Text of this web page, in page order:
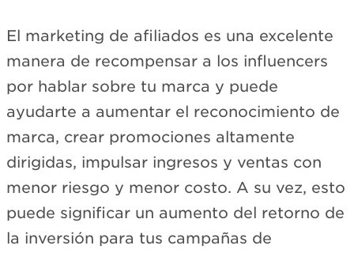
El marketing de afiliados es una excelente
manera de recompensar a los influencers
por hablar sobre tu marca y puede
ayudarte a aumentar el reconocimiento de
marca, crear promociones altamente
dirigidas, impulsar ingresos y ventas con
menor riesgo y menor costo. A su vez, esto
puede significar un aumento del retorno de
la inversión para tus campañas de